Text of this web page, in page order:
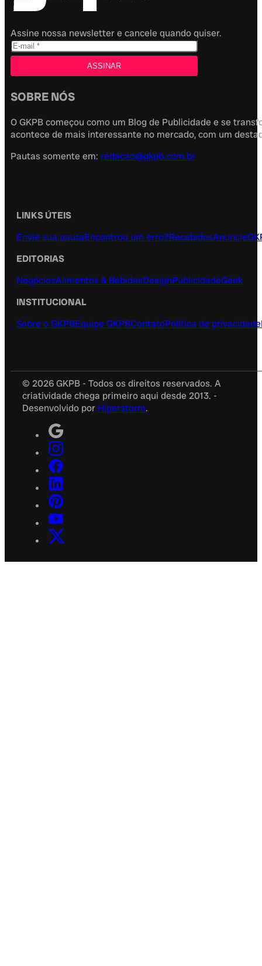
Assine nossa newsletter e cancele quando quiser.
SOBRE NÓS
O GKPB começou como um Blog de Publicidade e se
acontece de mais interessante no mercado, com um
Pautas somente em: redacao@gkpb.com.br
LINKS ÚTEIS
Envie sua pautaEncontrou um erro?RecebidosAnuncie
EDITORIAS
NegóciosAlimentos & BebidasDesignPublicidadeGeek
INSTITUCIONAL
Sobre o GKPBEquipe GKPBContatoPolítica de privacidade
© 2026 GKPB - Todos os direitos reservados. A
criatividade chega primeiro aqui desde 2013. -
Desenvolvido por Hiperstorm.